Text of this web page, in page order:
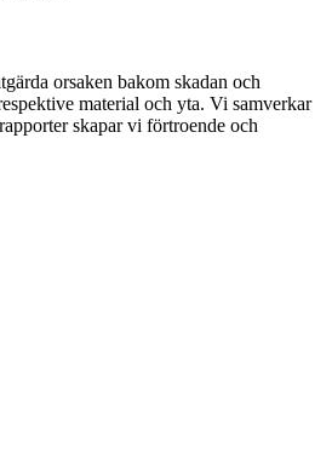
orsaken bakom skadan och
material och yta. Vi samverkar
skapar vi förtroende och